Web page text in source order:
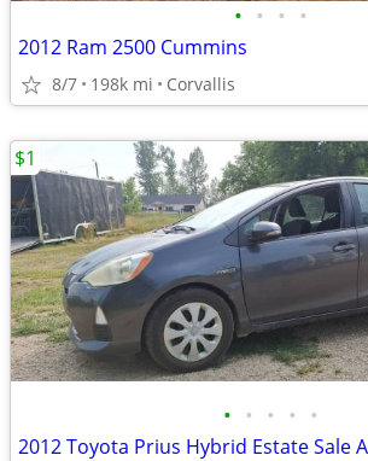
• • • •
2012 Ram 2500 Cummins
8/7 198k mi Corvallis
• • • • •
2012 Toyota Prius Hybrid Estate Sale
$1